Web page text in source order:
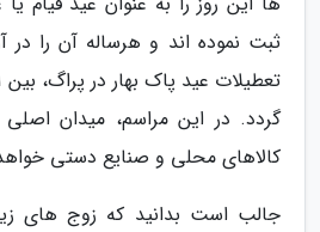
ثبت نموده اند و هرساله آن را
گردد. در این مراسم، میدان اصلی
کالاهای محلی و صنایع دستی
جالب است بدانید که زوج های